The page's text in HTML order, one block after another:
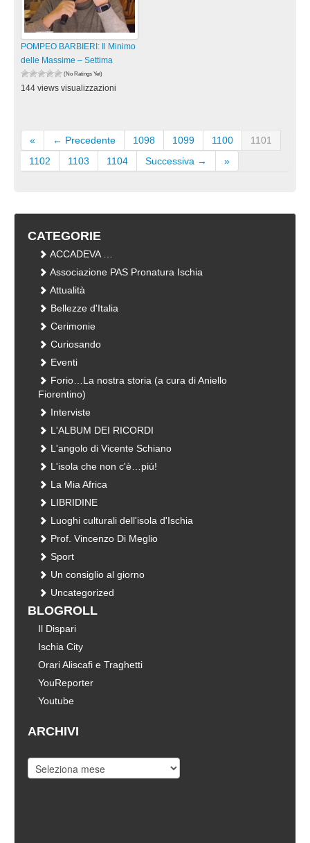
POMPEO BARBIERI: Il Minimo
delle Massime – Settima
(No Ratings Yet)
144 views visualizzazioni
« ← Precedente 1098 1099 1100
1101
1102
1103 1104 Successiva → »
CATEGORIE
ACCADEVA …
Associazione PAS Pronatura Ischia
Attualità
Bellezze d'Italia
Cerimonie
Curiosando
Eventi
Forio…La nostra storia (a cura di Aniello
Fiorentino)
Interviste
L'ALBUM DEI RICORDI
L'angolo di Vicente Schiano
L'isola che non c'è…più!
La Mia Africa
LIBRIDINE
Luoghi culturali dell'isola d'Ischia
Prof. Vincenzo Di Meglio
Sport
Un consiglio al giorno
Uncategorized
BLOGROLL
Il Dispari
Ischia City
Orari Aliscafi e Traghetti
YouReporter
Youtube
ARCHIVI